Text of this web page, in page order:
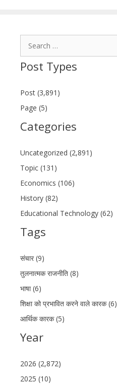
Post Types
Post (3,891)
Page (5)
Categories
Uncategorized (2,891)
Topic (131)
Economics (106)
History (82)
Educational Technology (62)
Tags
संचार (9)
तुलनात्मक राजनीति (8)
भाषा (6)
शिक्षा को प्रभावित करने वाले कारक (6)
आर्थिक कारक (5)
Year
2026 (2,872)
2025 (10)